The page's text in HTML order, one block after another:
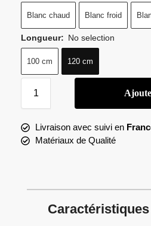
Blanc chaud Blanc froid
Longueur: No selection
100 cm 120 cm
Livraison avec suivi en
Matériaux de Qualité